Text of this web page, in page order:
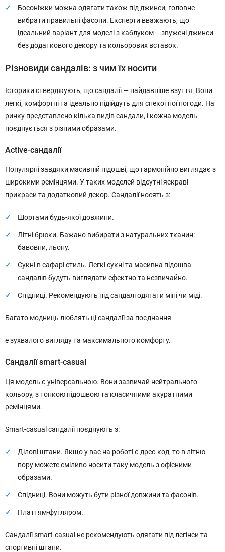
Босоніжки можна одягати також під джинси, головне
вибрати правильні фасони. Експерти вважають, що
ідеальний варіант для моделі з каблуком – звужені джинси
без додаткового декору та кольорових вставок.
Різновиди сандалів: з чим їх носити
Історики стверджують, що сандалії — найдавніше взуття. Вони
легкі, комфортні та ідеально підійдуть для спекотної погоди. На
ринку представлено кілька видів сандали, і кожна модель
поєднується з різними образами.
Аctive-сандалії
Популярні завдяки масивній підошві, що гармонійно виглядає з
широкими ремінцями. У таких моделей відсутні яскраві
прикраси та додатковий декор. Сандалії носять з:
Шортами будь-якої довжини.
Літні брюки. Бажано вибирати з натуральних тканин:
бавовни, льону.
Сукні в сафарі стиль. Легкі сукні та масивна підошва
сандалів будуть виглядати ефектно та незвичайно.
Спідниці. Рекомендують під сандалі одягати міні чи міді.
Багато модниць люблять ці сандалії за поєднання
е зухвалого вигляду та максимального комфорту.
Сандалії smart-casual
Ця модель є універсальною. Вони зазвичай нейтрального
кольору, з тонкою підошвою та класичними акуратними
ремінцями.
Smart-casual сандалії поєднують з:
Ділові штани. Якщо у вас на роботі є дрес-код, то в літню
пору можете сміливо носити таку модель з офісними
образами.
Спідниці. Вони можуть бути різної довжини та фасонів.
Платтям-футляром.
Сандалії smart-casual не рекомендують одягати під легінси та
спортивні штани.